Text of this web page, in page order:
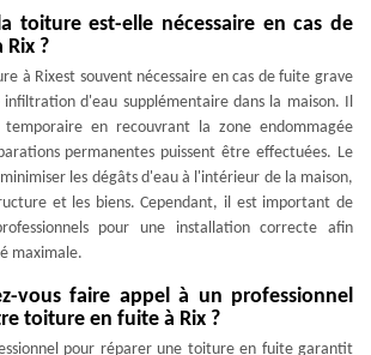
toiture est-elle nécessaire en cas de
?
à Rixest souvent nécessaire en cas de fuite grave
d'eau supplémentaire dans la maison. Il
en recouvrant la zone endommagée
permanentes puissent être effectuées. Le
les dégâts d'eau à l'intérieur de la maison,
et les biens. Cependant, il est important de
pour une installation correcte afin
maximale.
vous faire appel à un professionnel
toiture en fuite à Rix ?
pour réparer une toiture en fuite garantit